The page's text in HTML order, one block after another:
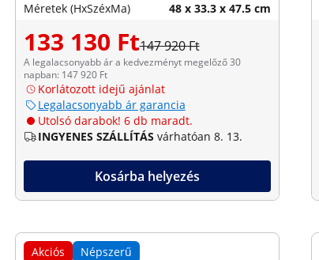
Méretek (HxSzéxMa) 48 x 33.3 x 47.5 cm
133 130 Ft147 920 Ft
A legalacsonyabb ár a kedvezményt megelőző 30
napban: 147 920 Ft
Korlátozott idejű ajánlat
Legalacsonyabb ár garancia
Utolsó darabok! 6 db maradt.
INGYENES SZÁLLÍTÁS várhatóan 8. 13.
Kosárba helyezés
Akciós Népszerű